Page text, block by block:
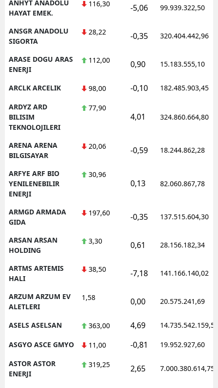
ANHYT ANADOLU
HAYAT EMEK.
116,30 -5,06 99.939.322,50
ANSGR ANADOLU
SIGORTA
28,22 -0,35 320.404.442,96
ARASE DOGU ARAS
ENERJI
112,00 0,90 15.183.555,10
ARCLK ARCELIK 98,00 -0,10 182.485.903,45
ARDYZ ARD
BILISIM
TEKNOLOJILERI
77,90
4,01 324.860.664,80
ARENA ARENA
BILGISAYAR
20,06 -0,59 18.244.862,28
ARFYE ARF BIO
YENILENEBILIR
ENERJI
30,96
0,13 82.060.867,78
ARMGD ARMADA
GIDA
197,60 -0,35 137.515.604,30
ARSAN ARSAN
HOLDING
3,30 0,61 28.156.182,34
ARTMS ARTEMIS
HALI
38,50 -7,18 141.166.140,02
ARZUM ARZUM EV
ALETLERI
1,58 0,00 20.575.241,69
ASELS ASELSAN 363,00 4,69 14.735.542.159,50
ASGYO ASCE GMYO 11,00 -0,81 19.952.927,60
ASTOR ASTOR
ENERJI
319,25 2,65 7.000.380.614,75